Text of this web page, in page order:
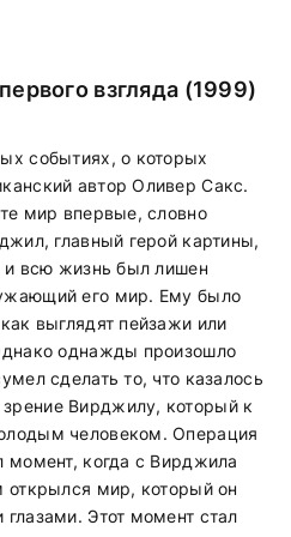
взгляда (1999)
событиях, о которых
автор Оливер Сакс.
мир впервые, словно
главный герой картины,
и всю жизнь был лишен
его мир. Ему было
выглядят пейзажи или
однажды произошло
сделать то, что казалось
Вирджилу, который к
человеком. Операция
момент, когда с Вирджила
открылся мир, который он
Этот момент стал